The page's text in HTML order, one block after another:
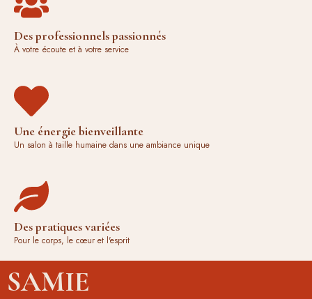
Des professionnels passionnés
À votre écoute et à votre service
Une énergie bienveillante
Un salon à taille humaine dans une ambiance unique
Des pratiques variées
Pour le corps, le cœur et l'esprit
SAMIE